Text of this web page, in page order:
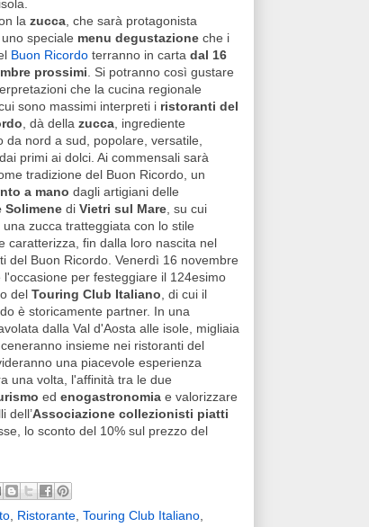
la zucca, che sarà protagonista
speciale menu degustazione che i
Buon Ricordo terranno in carta dal 16
prossimi. Si potranno così gustare
che la cucina regionale
sono massimi interpreti i ristoranti del
, dà della zucca, ingrediente
da nord a sud, popolare, versatile,
primi ai dolci. Ai commensali sarà
tradizione del Buon Ricordo, un
a mano dagli artigiani delle
Solimene di Vietri sul Mare, su cui
zucca tratteggiata con lo stile
caratterizza, fin dalla loro nascita nel
del Buon Ricordo. Venerdì 16 novembre
l'occasione per festeggiare il 124esimo
del Touring Club Italiano, di cui il
è storicamente partner. In una
dalla Val d'Aosta alle isole, migliaia
insieme nei ristoranti del
una piacevole esperienza
una volta, l'affinità tra le due
ed enogastronomia e valorizzare
dell’Associazione collezionisti piatti
lo sconto del 10% sul prezzo del
, Ristorante, Touring Club Italiano,